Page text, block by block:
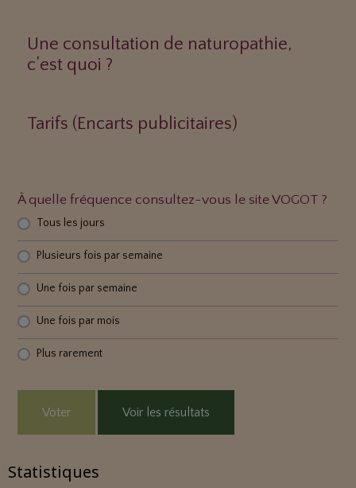
Une consultation de naturopathie,
c’est quoi ?
Tarifs (Encarts publicitaires)
À quelle fréquence consultez-vous le site VOGOT ?
Tous les jours
Plusieurs fois par semaine
Une fois par semaine
Une fois par mois
Plus rarement
Voter Voir les résultats
Statistiques